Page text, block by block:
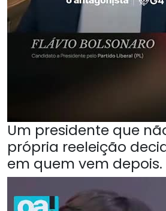
Um presidente que
própria reeleição
em quem vem depois.